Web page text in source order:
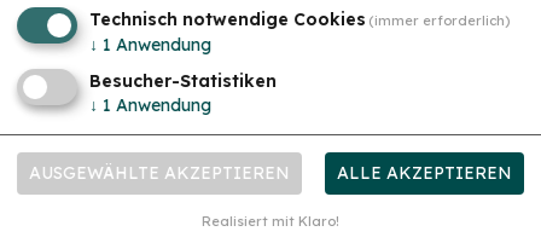
Sport und Freizeit
Mi. 18.11.26
Kinder-Yoga voller Bewegung, Freude und neuer
Technisch notwendige Cookies (immer erforderlich)
↓ 1 Anwendung
Besucher-Statistiken
↓ 1 Anwendung
AUSGEWÄHLTE AKZEPTIEREN ALLE AKZEPTIEREN
Realisiert mit Klaro!